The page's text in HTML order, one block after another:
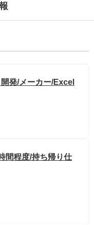
発/メーカー/Excel
間程度/持ち帰り仕